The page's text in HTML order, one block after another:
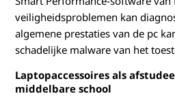
veiligheidsproblemen kan
algemene prestaties van de pc
schadelijke malware van het
Laptopaccessoires als
middelbare school